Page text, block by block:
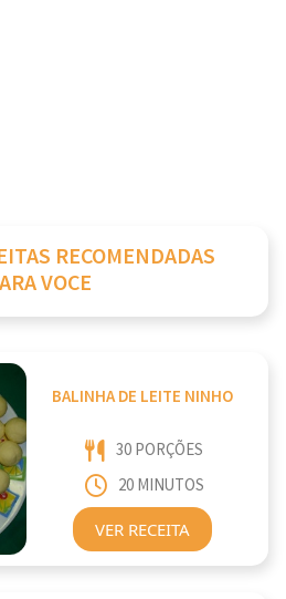
RECOMENDADAS
VOCE
BALINHA DE LEITE NINHO
30 PORÇÕES
20 MINUTOS
VER RECEITA